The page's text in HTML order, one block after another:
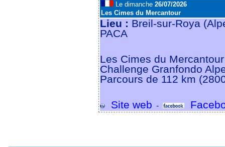
Le dimanche 26/07/2026
Les Cimes du Mercantour
Lieu : Breil-sur-Roya
PACA
Les Cimes du Mercantour
Challenge Granfondo
Parcours de 112 km
Site web -